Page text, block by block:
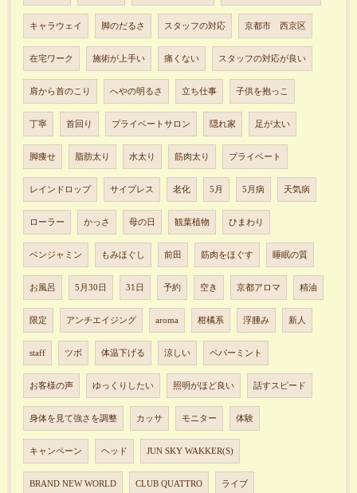
キャラウェイ 脚のだるさ スタッフの対応 京都市 西京区
在宅ワーク 施術が上手い 痛くない スタッフの対応が良い
肩から首のこり へやの明るさ 立ち仕事 子供を抱っこ
丁寧 首回り プライベートサロン 隠れ家 足が太い
脚痩せ 脂肪太り 水太り 筋肉太り プライベート
レインドロップ サイプレス 老化 5月 5月病 天気病
ローラー かっさ 母の日 観葉植物 ひまわり
ベンジャミン もみほぐし 前田 筋肉をほぐす 睡眠の質
お風呂 5月30日 31日 予約 空き 京都アロマ 精油
限定 アンチエイジング aroma 柑橘系 浮腫み 新人
staff ツボ 体温下げる 涼しい ペパーミント
お客様の声 ゆっくりしたい 照明がほど良い 話すスピード
身体を見て強さを調整 カッサ モニター 体験
キャンペーン ヘッド JUN SKY WAKKER(S)
BRAND NEW WORLD CLUB QUATTRO ライブ